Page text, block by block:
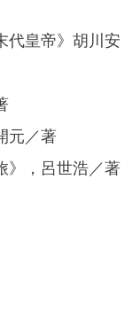
代皇帝》胡川安
元／著
》，呂世浩／著